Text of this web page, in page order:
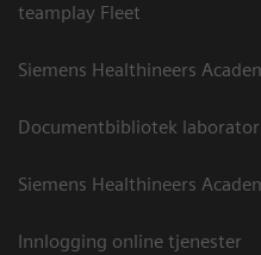
teamplay Fleet
Siemens Healthineers
Documentbibliotek
Siemens Healthineers
Innlogging online tjenester